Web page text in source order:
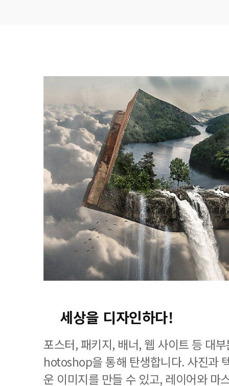
세상을 디자인하다!
포스터, 패키지, 배너, 웹 사이트 등 대
hotoshop을 통해 탄생합니다. 사진과
운 이미지를 만들 수 있고, 레이어와 마